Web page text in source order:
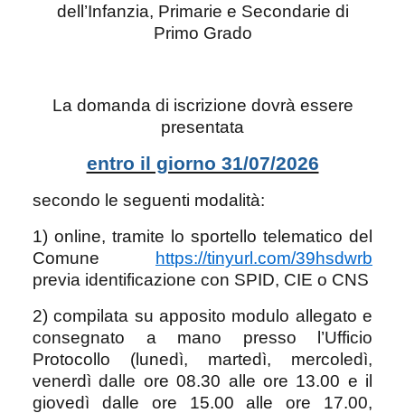
dell’Infanzia, Primarie e Secondarie di
Primo Grado
La domanda di iscrizione dovrà essere
presentata
entro il giorno 31/07/2026
secondo le seguenti modalità:
1) online, tramite lo sportello telematico del
Comune https://tinyurl.com/39hsdwrb
previa identificazione con SPID, CIE o CNS
2) compilata su apposito modulo allegato e
consegnato a mano presso l’Ufficio
Protocollo (lunedì, martedì, mercoledì,
venerdì dalle ore 08.30 alle ore 13.00 e il
giovedì dalle ore 15.00 alle ore 17.00,